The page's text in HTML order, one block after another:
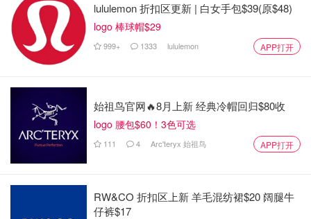
lululemon 折扣区更新 | 白女手包$39(原$48)
logo 棒球帽$29
999+ 1333 lululemon APP打开
始祖鸟官网🔥8月上新 经典冷帽回归$80收
logo 腰包$60！3色可选
111 4 Arc'teryx 始祖鸟 APP打开
RW&CO 折扣区上新 羊毛混纺裙$20 阔腿牛
仔裤$17